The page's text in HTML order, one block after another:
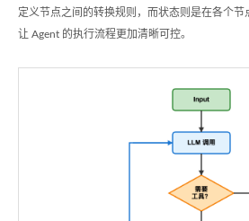
定义节点之间的转换规则，而状态则是在各个
让 Agent 的执行流程更加清晰可控。